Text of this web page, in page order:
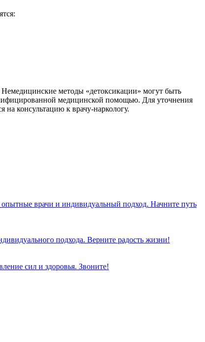
методы «детоксикации» могут быть
медицинской помощью. Для уточнения
консультацию к врачу-наркологу.
опытные врачи и индивидуальный подход. Начните путь
подхода. Верните радость жизни!
сил и здоровья. Звоните!